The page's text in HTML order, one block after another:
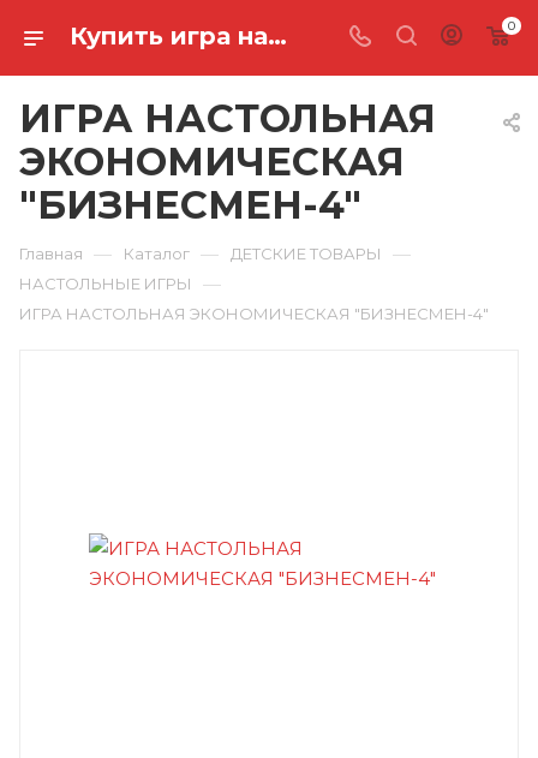
Купить игра настольная экономическая "бизнесмен-4" в Ростове-на-Дону 0
ИГРА НАСТОЛЬНАЯ
ЭКОНОМИЧЕСКАЯ
"БИЗНЕСМЕН-4"
Главная — Каталог — ДЕТСКИЕ ТОВАРЫ —
НАСТОЛЬНЫЕ ИГРЫ —
ИГРА НАСТОЛЬНАЯ ЭКОНОМИЧЕСКАЯ "БИЗНЕСМЕН-4"